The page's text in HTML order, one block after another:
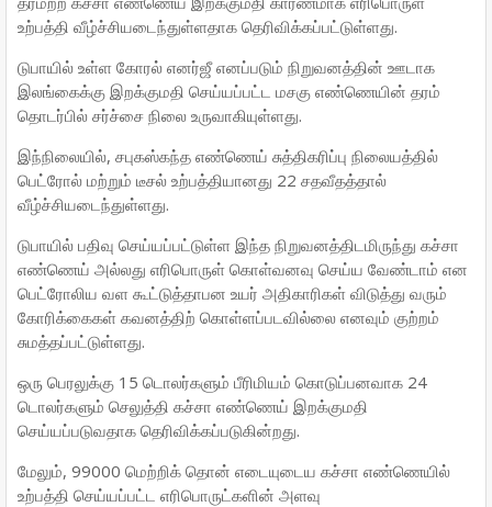
உற்பத்தி வீழ்ச்சியடைந்துள்ளதாக தெரிவிக்கப்பட்டுள்ளது.
டுபாயில் உள்ள கோரல் எனர்ஜீ எனப்படும் நிறுவனத்தின் ஊடாக
இலங்கைக்கு இறக்குமதி செய்யப்பட்ட மசகு எண்ணெயின் தரம்
தொடர்பில் சர்ச்சை நிலை உருவாகியுள்ளது.
இந்நிலையில், சபுகஸ்கந்த எண்ணெய் சுத்திகரிப்பு நிலையத்தில்
பெட்ரோல் மற்றும் டீசல் உற்பத்தியானது 22 சதவீதத்தால்
வீழ்ச்சியடைந்துள்ளது.
டுபாயில் பதிவு செய்யப்பட்டுள்ள இந்த நிறுவனத்திடமிருந்து கச்சா
எண்ணெய் அல்லது எரிபொருள் கொள்வனவு செய்ய வேண்டாம் என
பெட்ரோலிய வள கூட்டுத்தாபன உயர் அதிகாரிகள் விடுத்து வரும்
கோரிக்கைகள் கவனத்திற் கொள்ளப்படவில்லை எனவும் குற்றம்
சுமத்தப்பட்டுள்ளது.
ஒரு பெரலுக்கு 15 டொலர்களும் பீரிமியம் கொடுப்பனவாக 24
டொலர்களும் செலுத்தி கச்சா எண்ணெய் இறக்குமதி
செய்யப்படுவதாக தெரிவிக்கப்படுகின்றது.
மேலும், 99000 மெற்றிக் தொன் எடையுடைய கச்சா எண்ணெயில்
உற்பத்தி செய்யப்பட்ட எரிபொருட்களின் அளவு